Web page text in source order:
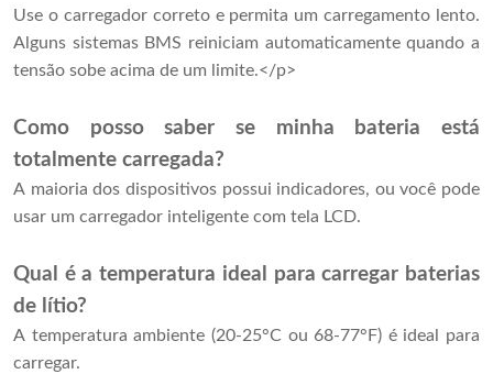
Use o carregador correto e permita um carregamento lento.
Alguns sistemas BMS reiniciam automaticamente quando a
tensão sobe acima de um limite.</p>
Como posso saber se minha bateria está
totalmente carregada?
A maioria dos dispositivos possui indicadores, ou você pode
usar um carregador inteligente com tela LCD.
Qual ​​é a temperatura ideal para carregar baterias
de lítio?
A temperatura ambiente (20-25°C ou 68-77°F) é ideal para
carregar.